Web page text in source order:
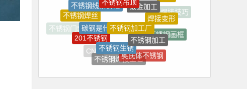
焊接技巧
不锈钢门套效果图
不锈钢焊丝
焊接变形
不锈钢画框
不锈钢抛光
不锈钢镜框
不锈钢门套价格
CNC
201不锈钢
碳钢是什么材质不锈钢加工厂
不锈钢加工
奥氏体不锈钢
不锈钢焊接工艺
不锈钢生锈